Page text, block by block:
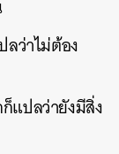
ว่าไม่ต้อง
แปลว่ายังมีสิ่ง